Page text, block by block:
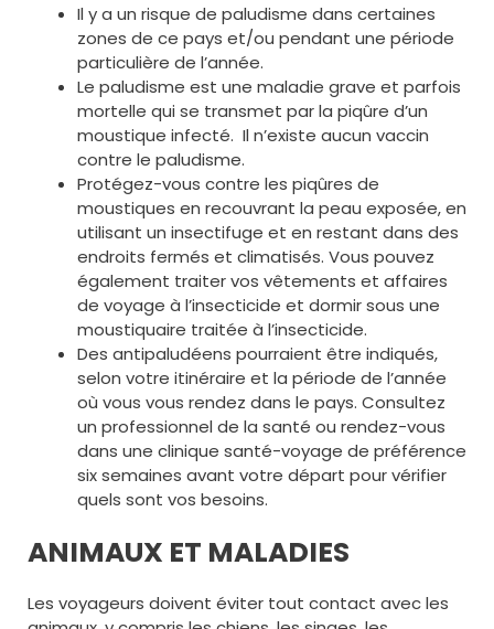
Il y a un risque de paludisme dans certaines
zones de ce pays et/ou pendant une période
particulière de l’année.
Le paludisme est une maladie grave et parfois
mortelle qui se transmet par la piqûre d’un
moustique infecté. Il n’existe aucun vaccin
contre le paludisme.
Protégez-vous contre les piqûres de
moustiques en recouvrant la peau exposée, en
utilisant un insectifuge et en restant dans des
endroits fermés et climatisés. Vous pouvez
également traiter vos vêtements et affaires
de voyage à l’insecticide et dormir sous une
moustiquaire traitée à l’insecticide.
Des antipaludéens pourraient être indiqués,
selon votre itinéraire et la période de l’année
où vous vous rendez dans le pays. Consultez
un professionnel de la santé ou rendez-vous
dans une clinique santé-voyage de préférence
six semaines avant votre départ pour vérifier
quels sont vos besoins.
ANIMAUX ET MALADIES
Les voyageurs doivent éviter tout contact avec les